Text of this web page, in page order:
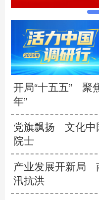
开局“十五五” 聚
年”
党旗飘扬 文化中
院士
产业发展开新局
汛抗洪